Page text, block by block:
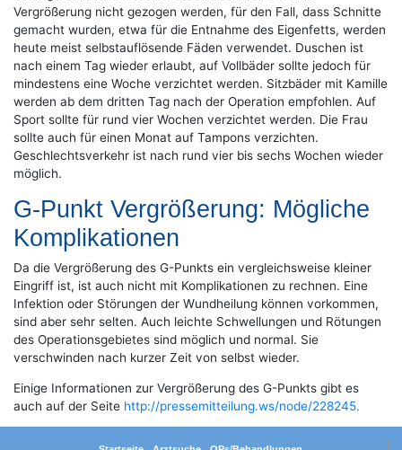
Vergrößerung nicht gezogen werden, für den Fall, dass Schnitte
gemacht wurden, etwa für die Entnahme des Eigenfetts, werden
heute meist selbstauflösende Fäden verwendet. Duschen ist
nach einem Tag wieder erlaubt, auf Vollbäder sollte jedoch für
mindestens eine Woche verzichtet werden. Sitzbäder mit Kamille
werden ab dem dritten Tag nach der Operation empfohlen. Auf
Sport sollte für rund vier Wochen verzichtet werden. Die Frau
sollte auch für einen Monat auf Tampons verzichten.
Geschlechtsverkehr ist nach rund vier bis sechs Wochen wieder
möglich.
G-Punkt Vergrößerung: Mögliche
Komplikationen
Da die Vergrößerung des G-Punkts ein vergleichsweise kleiner
Eingriff ist, ist auch nicht mit Komplikationen zu rechnen. Eine
Infektion oder Störungen der Wundheilung können vorkommen,
sind aber sehr selten. Auch leichte Schwellungen und Rötungen
des Operationsgebietes sind möglich und normal. Sie
verschwinden nach kurzer Zeit von selbst wieder.
Einige Informationen zur Vergrößerung des G-Punkts gibt es
auch auf der Seite http://pressemitteilung.ws/node/228245.